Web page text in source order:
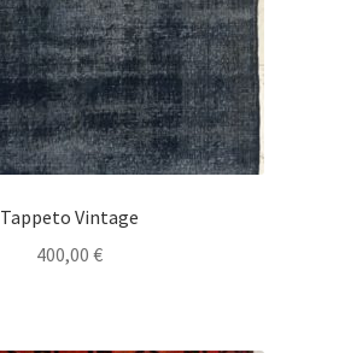
Tappeto Vintage
400,00 €